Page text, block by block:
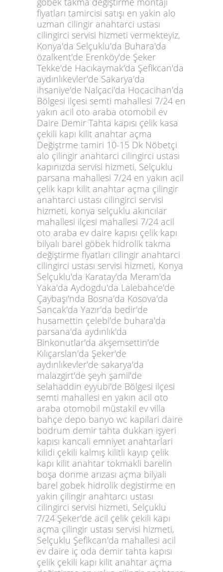
fiyatları tamircisi satışı en yakin alo
uzman cilingir anahtarci ustası
cilingirci servisi hizmeti vermekteyiz,
Konya'da Selçuklu'da Buhara'da
özalkent'de Erenköy'de Şeker
Tekke'de Hacıkaymak'da Şefikcan'da
aydınlıkevler'de Sakarya'da
ihsaniye'de Nalçaci'da Hocacihan'da
Bölgesi ilçesi semti mahallesi 7/24 en
yakın acil oto araba otomobil ev
Daire Demir Tahta kapısı çelik kasa
çekili kapı kilit anahtar açma
Değiştrme tamiri 10-15 Dk Nöbetçi
alo çilingir anahtarci cilingirci ustası
kapınızda servisi hizmeti, Selçuklu
parsana mahallesi 7/24 en yakın acil
çelik kapı kilit anahtar açma çilingir
anahtarci ustası cilingirci servisi
hizmeti, konya selçuklu akıncılar
mahallesi ilçesi mahallesi 7/24 acil
oto araba ev daire kapısı çelik kapı
bilyalı barel göbek hidrolik takma
değiştirme fiyatları cilingir anahtarci
cilingirci ustası servisi hizmeti, Konya
Selçuklu'da Karatay'da Meram'da
Yaka'da Aydogdu'da Lalebahce'de
Çaybaşı'nda Bosna'da Kosova'da
Sancak'da Yazır'da bedir'de
husamettin çelebi'de buhara'da
parsana'da aydınlık'da
Binkonutlar'da akşemsettin'de
Kılıçarslan'da Şeker'de
aydınlıkevler'de sakarya'da
malazgirt'de şeyh şamil'de
selahaddin eyyubi'de Bölgesi ilçesi
semti mahallesi en yakın acil oto
araba otomobil müstakil ev villa
bahçe depo banyo wc kapilari daire
bodrum demir tahta dukkan işyeri
kapısı kancali emniyet anahtarlari
kilidi çekili kalmış kilitli kayıp çelik
kapı kilit anahtar tokmakli barelin
boşa donme arızası açma bilyali
barel gobek hidrolik degistirme en
yakin çilingir anahtarcı ustası
cilingirci servisi hizmeti, Selçuklu
7/24 Şeker'de acil çelik çekili kapı
açma çilingir ustası servisi hizmeti,
Selçuklu Şefikcan'da mahallesi acil
ev daire iç oda demir tahta kapısı
çelik çekili kapı kilit anahtar açma